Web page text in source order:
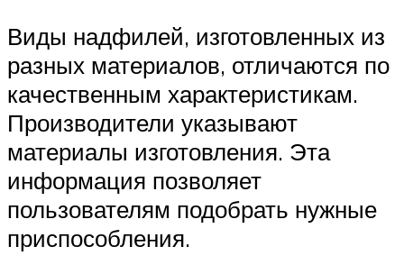
Виды надфилей, изготовленных из
разных материалов, отличаются по
качественным характеристикам.
Производители указывают
материалы изготовления. Эта
информация позволяет
пользователям подобрать нужные
приспособления.